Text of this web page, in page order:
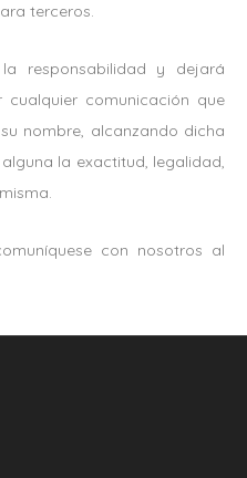
terceros.
responsabilidad y dejará
cualquier comunicación que
nombre, alcanzando dicha
la exactitud, legalidad,
con nosotros al